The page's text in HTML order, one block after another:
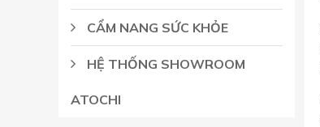
CẨM NANG SỨC KHỎE
HỆ THỐNG SHOWROOM
ATOCHI